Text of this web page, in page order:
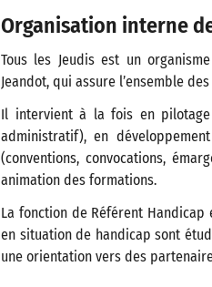
Organisation interne
Tous les Jeudis est un
Jeandot, qui assure l’ensemble
Il intervient à la fois en pilotage
administratif), en
(conventions, convocations,
animation des formations.
La fonction de Référent
en situation de handicap sont
une orientation vers des